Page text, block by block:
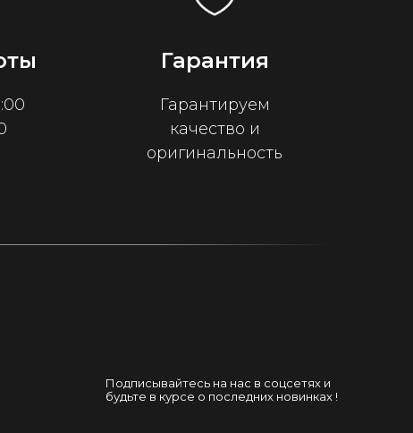
Гарантия
Гарантируем
качество и
оригинальность
Подписывайтесь на нас в соцсетях и
будьте в курсе о последних новинках !